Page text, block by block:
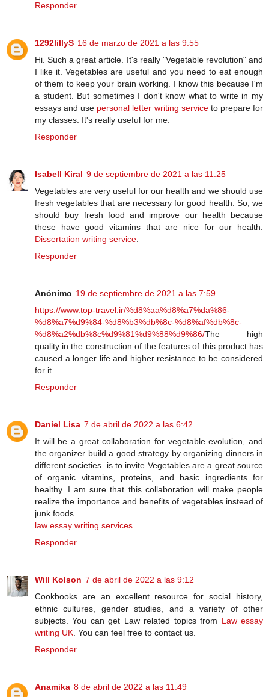
Responder
1292lillyS 16 de marzo de 2021 a las 9:55
Hi. Such a great article. It's really "Vegetable revolution" and
I like it. Vegetables are useful and you need to eat enough
of them to keep your brain working. I know this because I'm
a student. But sometimes I don't know what to write in my
essays and use personal letter writing serviceto prepare for
my classes. It's really useful for me.
Responder
Isabell Kiral 9 de septiembre de 2021 a las 11:25
Vegetables are very useful for our health and we should use
fresh vegetables that are necessary for good health. So, we
should buy fresh food and improve our health because
these have good vitamins that are nice for our health.
Dissertation writing service.
Responder
Anónimo 19 de septiembre de 2021 a las 7:59
https://www.top-travel.ir/%d8%aa%d8%a7%da%86-
%d8%a7%d9%84-%d8%b3%db%8c-%d8%af%db%8c-
%d8%a2%db%8c%d9%81%d9%88%d9%86/The high
quality in the construction of the features of this product has
caused a longer life and higher resistance to be considered
for it.
Responder
Daniel Lisa 7 de abril de 2022 a las 6:42
It will be a great collaboration for vegetable evolution, and
the organizer build a good strategy by organizing dinners in
different societies. is to invite Vegetables are a great source
of organic vitamins, proteins, and basic ingredients for
healthy. I am sure that this collaboration will make people
realize the importance and benefits of vegetables instead of
junk foods.
law essay writing services
Responder
Will Kolson 7 de abril de 2022 a las 9:12
Cookbooks are an excellent resource for social history,
ethnic cultures, gender studies, and a variety of other
subjects. You can get Law related topics from Law essay
writing UK . You can feel free to contact us.
Responder
Anamika 8 de abril de 2022 a las 11:49